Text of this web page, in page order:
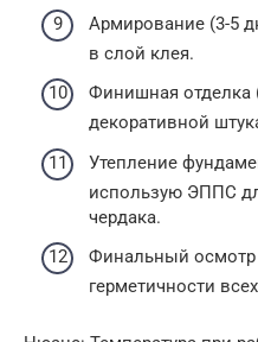
Армирование (3-5
в слой клея.
Финишная отделка
декоративной
Утепление
использую ЭППС
чердака.
Финальный осмотр
герметичности